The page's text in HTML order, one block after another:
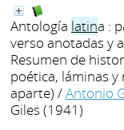
Antología latina :
verso anotadas y
Resumen de
poética, láminas
aparte) /Antonio
Giles (1941)